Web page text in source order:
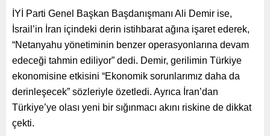
İYİ Parti Genel Başkan Başdanışmanı Ali Demir ise,
İsrail’in İran içindeki derin istihbarat ağına işaret ederek,
“Netanyahu yönetiminin benzer operasyonlarına devam
edeceği tahmin ediliyor” dedi. Demir, gerilimin Türkiye
ekonomisine etkisini “Ekonomik sorunlarımız daha da
derinleşecek” sözleriyle özetledi. Ayrıca İran’dan
Türkiye’ye olası yeni bir sığınmacı akını riskine de dikkat
çekti.